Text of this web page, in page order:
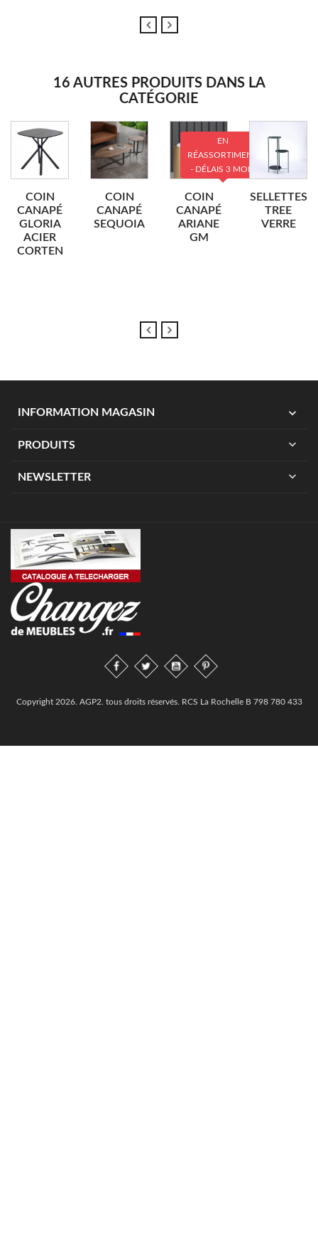
16 AUTRES PRODUITS DANS LA
CATÉGORIE
COIN
CANAPÉ
GLORIA
ACIER
CORTEN
COIN
CANAPÉ
SEQUOIA
COIN
CANAPÉ
ARIANE
GM
EN
RÉASSORTIMENT
- DÉLAIS 3 MOIS
SELLETTES
TREE
VERRE
INFORMATION MAGASIN expand_more
PRODUITS expand_more
NEWSLETTER expand_more
Copyright 2026. AGP2. tous droits réservés. RCS La Rochelle B 798 780 433